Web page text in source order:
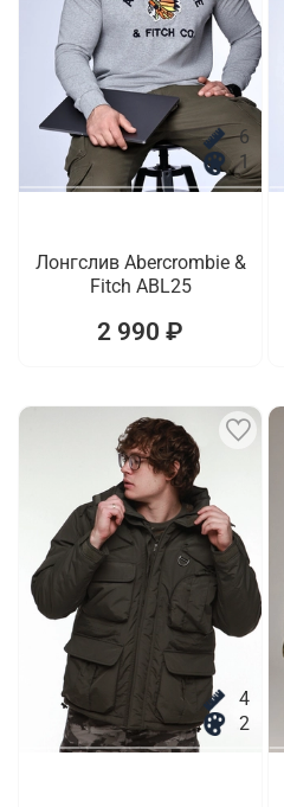
6
1
Лонгслив Abercrombie &
Fitch ABL25
2 990 ₽
4
2